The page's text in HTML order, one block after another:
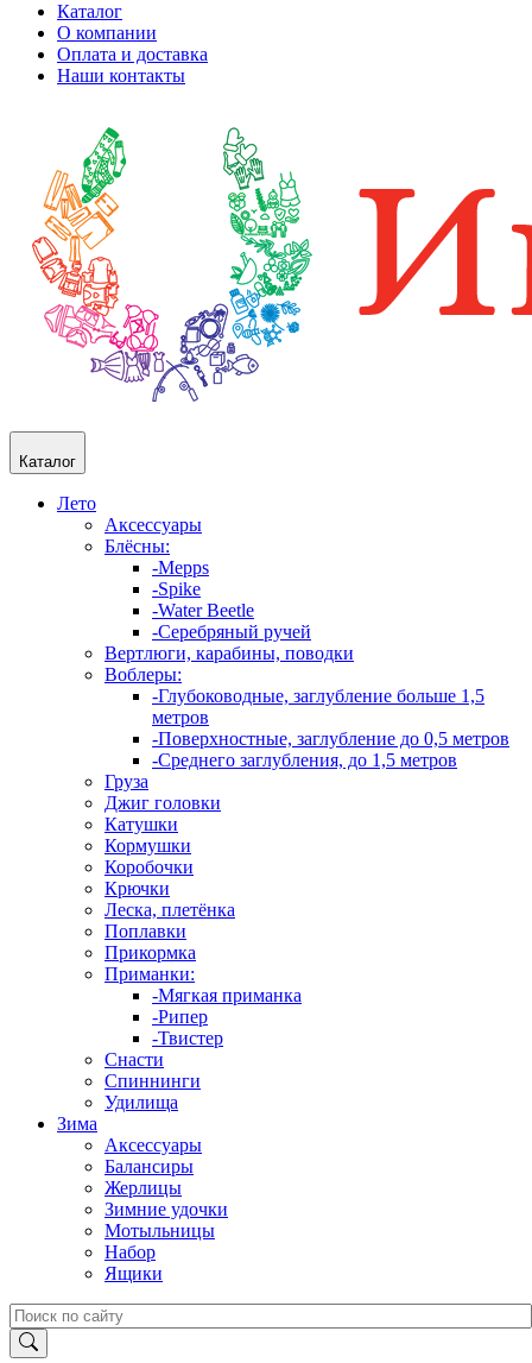
Каталог
О компании
Оплата и доставка
Наши контакты
Каталог
Лето
Аксессуары
Блёсны:
-Mepps
-Spike
-Water Beetle
-Серебряный ручей
Вертлюги, карабины, поводки
Воблеры:
-Глубоководные, заглубление больше 1,5
метров
-Поверхностные, заглубление до 0,5 метров
-Среднего заглубления, до 1,5 метров
Груза
Джиг головки
Катушки
Кормушки
Коробочки
Крючки
Леска, плетёнка
Поплавки
Прикормка
Приманки:
-Мягкая приманка
-Рипер
-Твистер
Снасти
Спиннинги
Удилища
Зима
Аксессуары
Балансиры
Жерлицы
Зимние удочки
Мотыльницы
Набор
Ящики